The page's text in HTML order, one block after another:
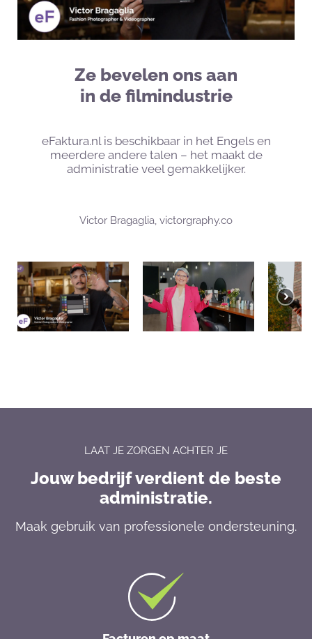
Ze bevelen ons aan
in de filmindustrie
eFaktura.nl is beschikbaar in het Engels en
meerdere andere talen – het maakt de
administratie veel gemakkelijker.
Victor Bragaglia, victorgraphy.co
LAAT JE ZORGEN ACHTER JE
Jouw bedrijf verdient de beste
administratie.
Maak gebruik van professionele ondersteuning.